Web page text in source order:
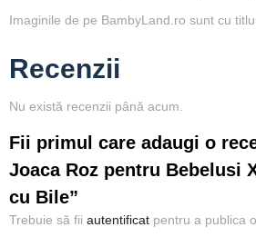
Imaginile de pe BambyLand.ro sunt cu
Recenzii
Nu există recenzii până acum.
Fii primul care adaugi o
Joaca Roz pentru Bebelusi
cu Bile”
Trebuie să fii autentificat pentru a publica